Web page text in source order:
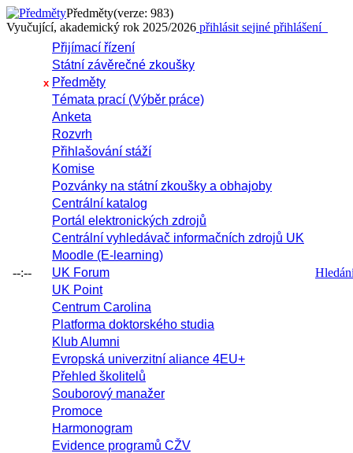
Předměty(verze: 983)
Vyučující, akademický rok 2025/2026 přihlásit sejiné přihlášení
--:--
Přijímací řízení
Státní závěrečné zkoušky
x Předměty
Témata prací (Výběr práce)
Anketa
Rozvrh
Přihlašování stáží
Komise
Pozvánky na státní zkoušky a obhajoby
Centrální katalog
Portál elektronických zdrojů
Centrální vyhledávač informačních zdrojů UK
Moodle (E-learning)
UK Forum
UK Point
Centrum Carolina
Platforma doktorského studia
Klub Alumni
Evropská univerzitní aliance 4EU+
Přehled školitelů
Souborový manažer
Promoce
Harmonogram
Evidence programů CŽV